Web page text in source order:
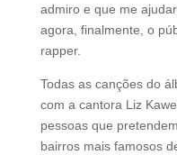
admiro e que me
agora, finalmente, o
rapper.
Todas as canções do
com a cantora Liz
pessoas que
bairros mais famosos